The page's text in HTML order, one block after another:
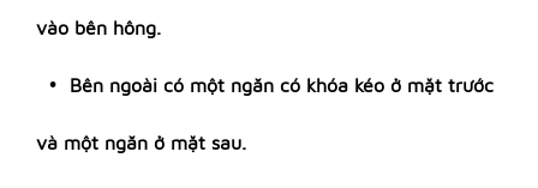
vào bên hông.
Bên ngoài có một ngăn có khóa kéo ở mặt trước
và một ngăn ở mặt sau.